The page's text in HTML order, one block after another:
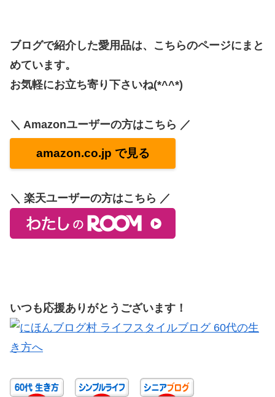
ブログで紹介した愛用品は、こちらのページにまと
めています。
お気軽にお立ち寄り下さいね(*^^*)
＼ Amazonユーザーの方はこちら ／
amazon.co.jp で見る
＼ 楽天ユーザーの方はこちら ／
いつも応援ありがとうございます！